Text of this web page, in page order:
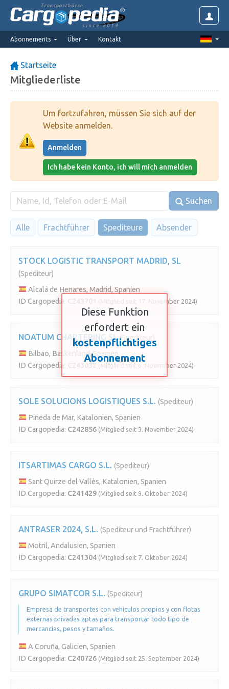
Transportbörse
since 2014
Abonnements Über Kontakt
Startseite
Mitgliederliste
Um fortzufahren, müssen Sie sich auf der
Website anmelden.
Anmelden
Ich habe kein Konto, ich will mich anmelden
Suchen
Alle Frachtführer Spediteure Absender
STOCK LOGISTIC TRANSPORT MADRID, SL
(Spediteur)
Alcalá de Henares, Madrid, Spanien
ID Cargopedia:
(Mitglied seit 17. November 2024)
NOATUM CHARTERING SL (Spediteur)
Bilbao, Baskenland, Spanien
ID Cargopedia:
(Mitglied seit 6. November 2024)
SOLE SOLUCIONS LOGISTIQUES S.L. (Spediteur)
Pineda de Mar, Katalonien, Spanien
ID Cargopedia: C242856 (Mitglied seit 3. November 2024)
ITSARTIMAS CARGO S.L. (Spediteur)
Sant Quirze del Vallès, Katalonien, Spanien
ID Cargopedia: C241429 (Mitglied seit 9. Oktober 2024)
ANTRASER 2024, S.L. (Spediteur und Frachtführer)
Motril, Andalusien, Spanien
ID Cargopedia: C241304 (Mitglied seit 7. Oktober 2024)
GRUPO SIMATCOR S.L. (Spediteur)
Empresa de transportes con vehículos propios y con flotas
externas privadas aptas para transportar todo tipo de
mercancías, pesos y tamaños.
A Coruña, Galicien, Spanien
ID Cargopedia: C240726 (Mitglied seit 25. September 2024)
Diese Funktion
erfordert ein
kostenpflichtiges
Abonnement